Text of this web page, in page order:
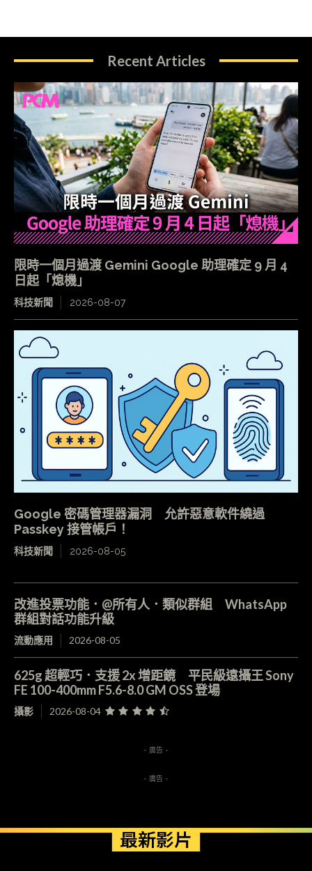
Recent Articles
限時一個月過渡 Gemini Google 助理確定 9 月 4
日起「熄機」
科技新聞 2026-08-07
Google 密碼管理器漏洞 允許惡意軟件繞過
Passkey 接管帳戶！
科技新聞 2026-08-05
改進投票功能．@所有人．類似群組 WhatsApp
群組對話功能升級
流動應用 2026-08-05
625g 超輕巧．支援 2x 增距鏡 平民級遠攝王 Sony
FE 100-400mm F5.6-8.0 GM OSS 登場
攝影 2026-08-04
- 廣告 -
- 廣告 -
最新影片